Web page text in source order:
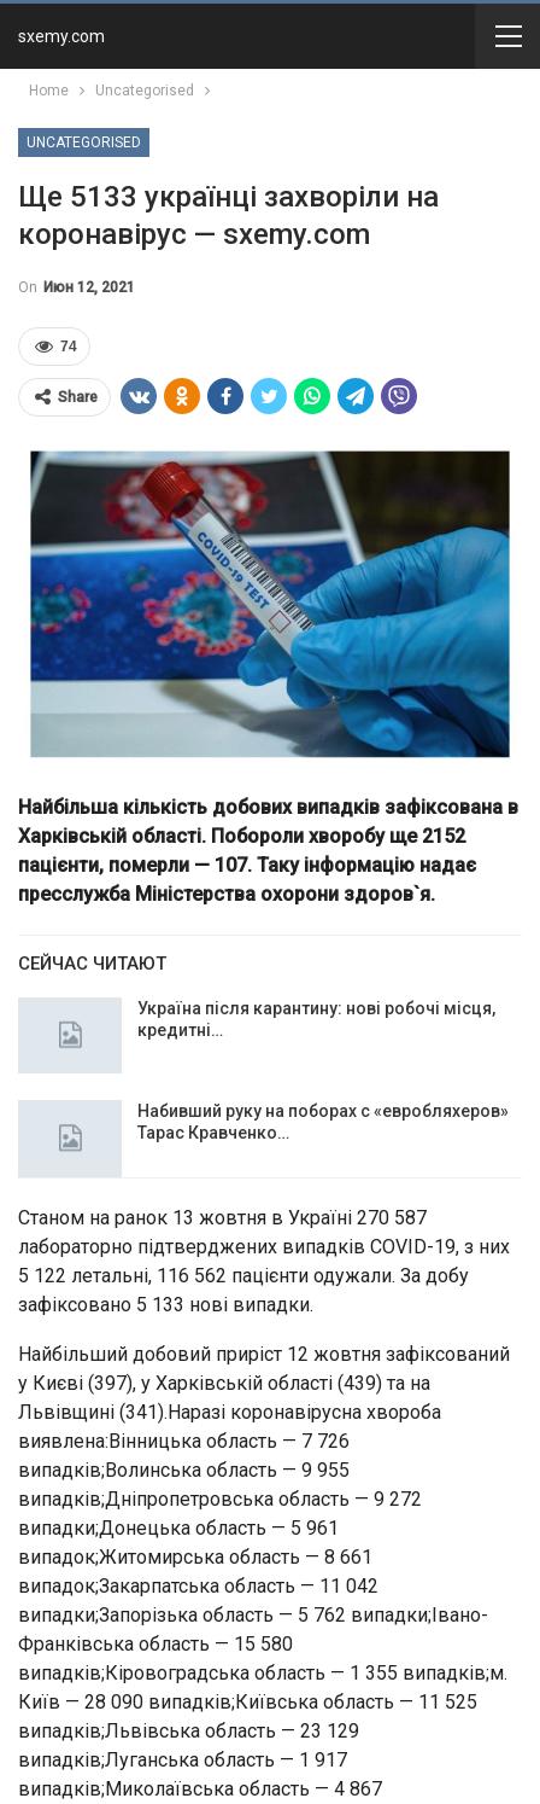
sxemy.com
Home Uncategorised
UNCATEGORISED
Ще 5133 українці захворіли на
коронавірус — sxemy.com
On Июн 12, 2021
74
Share
Найбільша кількість добових випадків зафіксована в
Харківській області. Побороли хворобу ще 2152
пацієнти, померли — 107. Таку інформацію надає
пресслужба Міністерства охорони здоров`я.
СЕЙЧАС ЧИТАЮТ
Україна після карантину: нові робочі місця,
кредитні…
Набивший руку на поборах с «евробляхеров»
Тарас Кравченко…
Станом на ранок 13 жовтня в Україні 270 587
лабораторно підтверджених випадків COVID-19, з них
5 122 летальні, 116 562 пацієнти одужали. За добу
зафіксовано 5 133 нові випадки.
Найбільший добовий приріст 12 жовтня зафіксований
у Києві (397), у Харківській області (439) та на
Львівщині (341).Наразі коронавірусна хвороба
виявлена:Вінницька область — 7 726
випадків;Волинська область — 9 955
випадків;Дніпропетровська область — 9 272
випадки;Донецька область — 5 961
випадок;Житомирська область — 8 661
випадок;Закарпатська область — 11 042
випадки;Запорізька область — 5 762 випадки;Івано-
Франківська область — 15 580
випадків;Кіровоградська область — 1 355 випадків;м.
Київ — 28 090 випадків;Київська область — 11 525
випадків;Львівська область — 23 129
випадків;Луганська область — 1 917
випадків;Миколаївська область — 4 867